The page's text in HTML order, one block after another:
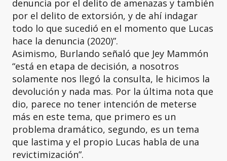
denuncia por el delito de amenazas y también
por el delito de extorsión, y de ahí indagar
todo lo que sucedió en el momento que Lucas
hace la denuncia (2020)”.
Asimismo, Burlando señaló que Jey Mammón
“está en etapa de decisión, a nosotros
solamente nos llegó la consulta, le hicimos la
devolución y nada mas. Por la última nota que
dio, parece no tener intención de meterse
más en este tema, que primero es un
problema dramático, segundo, es un tema
que lastima y el propio Lucas habla de una
revictimización”.